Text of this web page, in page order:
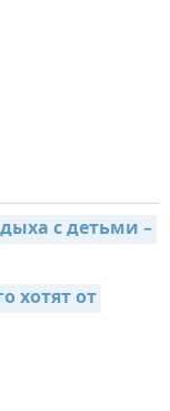
с детьми –
хотят от